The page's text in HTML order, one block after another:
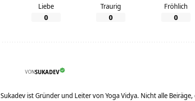
Liebe
0
Traurig
0
Fröhlich
0
VONSUKADEV
Sukadev ist Gründer und Leiter von Yoga Vidya. Nicht alle